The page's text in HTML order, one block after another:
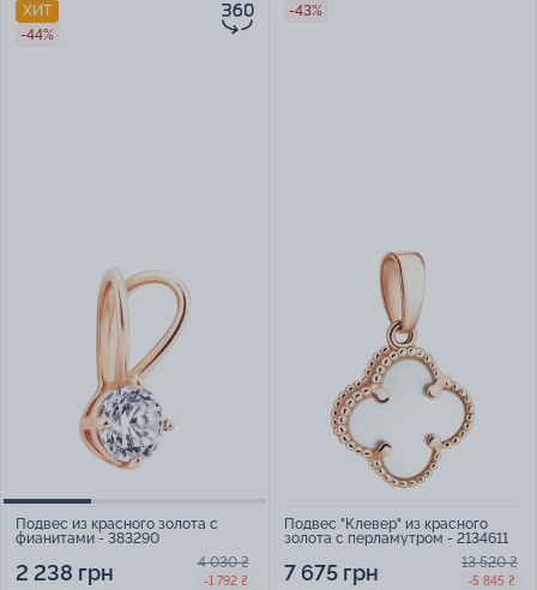
ХИТ
-44%
Подвес из красного золота с
фианитами - 383290
2 238 грн 4 030 ₴
-1 792 ₴
-43%
Подвес "Клевер" из красного
золота с перламутром - 2134611
7 675 грн 13 520 ₴
-5 845 ₴